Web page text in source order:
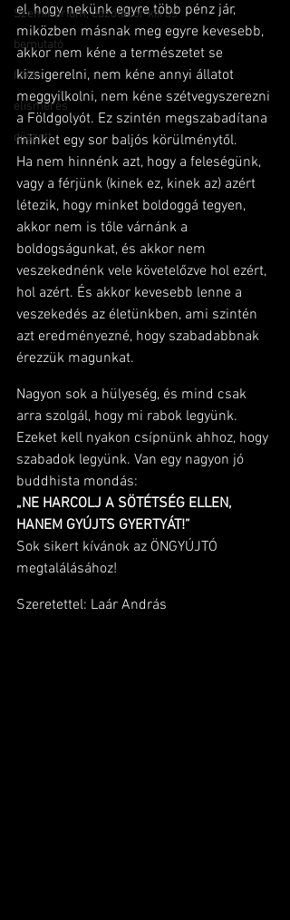
Szeminárium, edzőtábor kiírás
bemutató
IJKA
elismerés
díjazott
el, hogy nekünk egyre több pénz jár,
miközben másnak meg egyre kevesebb,
akkor nem kéne a természetet se
kizsigerelni, nem kéne annyi állatot
meggyilkolni, nem kéne szétvegyszerezni
a Földgolyót. Ez szintén megszabadítana
minket egy sor baljós körülménytől.
Ha nem hinnénk azt, hogy a feleségünk,
vagy a férjünk (kinek ez, kinek az) azért
létezik, hogy minket boldoggá tegyen,
akkor nem is tőle várnánk a
boldogságunkat, és akkor nem
veszekednénk vele követelőzve hol ezért,
hol azért. És akkor kevesebb lenne a
veszekedés az életünkben, ami szintén
azt eredményezné, hogy szabadabbnak
érezzük magunkat.
Nagyon sok a hülyeség, és mind csak
arra szolgál, hogy mi rabok legyünk.
Ezeket kell nyakon csípnünk ahhoz, hogy
szabadok legyünk. Van egy nagyon jó
buddhista mondás:
„NE HARCOLJ A SÖTÉTSÉG ELLEN,
HANEM GYÚJTS GYERTYÁT!”
Sok sikert kívánok az ÖNGYÚJTÓ
megtalálásához!
Szeretettel: Laár András